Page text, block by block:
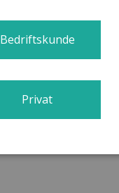
Bedriftskunde
Privat